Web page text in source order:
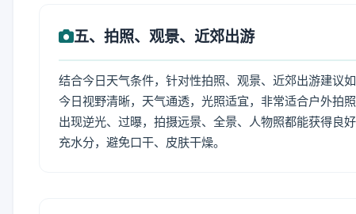
五、拍照、观景、近郊出游
结合今日天气条件，针对性拍照、观景、近郊出游建议
今日视野清晰，天气通透，光照适宜，非常适合户外拍
出现逆光、过曝，拍摄远景、全景、人物照都能获得良
充水分，避免口干、皮肤干燥。